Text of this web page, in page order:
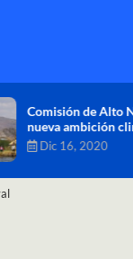
Climático aprueba